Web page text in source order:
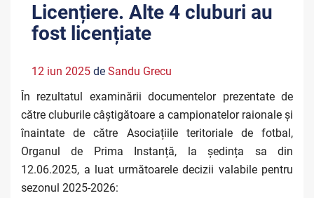
Licențiere. Alte 4 cluburi au
fost licențiate
12 iun 2025 de Sandu Grecu
În rezultatul examinării documentelor prezentate de
către cluburile câștigătoare a campionatelor raionale și
înaintate de către Asociațiile teritoriale de fotbal,
Organul de Prima Instanță, la ședința sa din
12.06.2025, a luat următoarele decizii valabile pentru
sezonul 2025-2026: